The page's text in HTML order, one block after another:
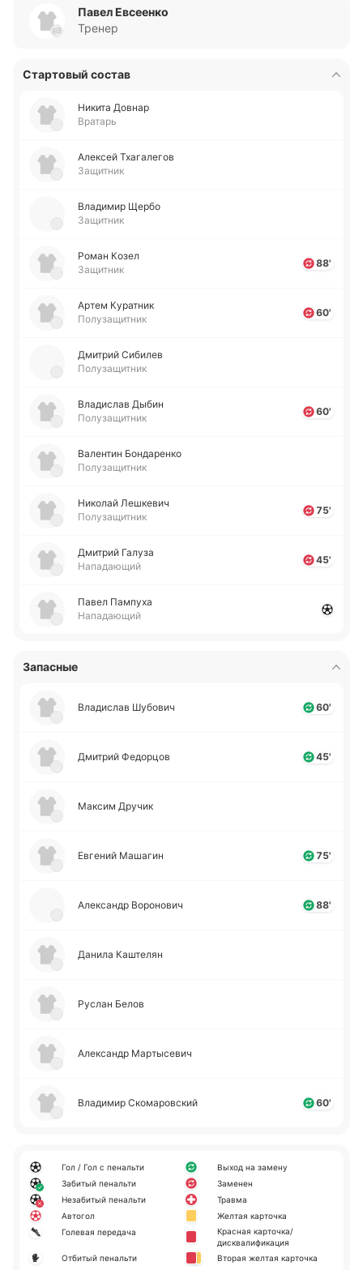
Павел Евсеенко
Тренер
Стартовый состав
Никита Довнар
Вратарь
Але­ксей Тха­га­ле­гов
Защитник
Вла­ди­мир Щербо
Защитник
Роман Козел
Защитник
88'
Артем Ку­ра­тник
Полузащитник
60'
Дми­трий Си­би­лев
Полузащитник
Вла­ди­слав Дыбин
Полузащитник
60'
Ва­ле­нтин Бо­нда­ре­нко
Полузащитник
Ни­ко­лай Ле­шке­вич
Полузащитник
75'
Дми­трий Галуза
Нападающий
45'
Павел Па­мпу­ха
Нападающий
Запасные
Вла­ди­слав Шу­бо­вич 60'
Дми­трий Фе­до­рцов 45'
Максим Дручик
Евге­ний Ма­ша­гин 75'
Але­ксандр Во­ро­но­вич 88'
Данила Ка­ште­лян
Руслан Белов
Але­ксандр Ма­рты­се­вич
Вла­ди­мир Ско­ма­ро­вский 60'
Гол / Гол с пенальти
Забитый пенальти
Незабитый пенальти
Автогол
Голевая передача
Отбитый пенальти
Выход на замену
Заменен
Травма
Желтая карточка
Красная карточка/
дисквалификация
Вторая желтая карточка